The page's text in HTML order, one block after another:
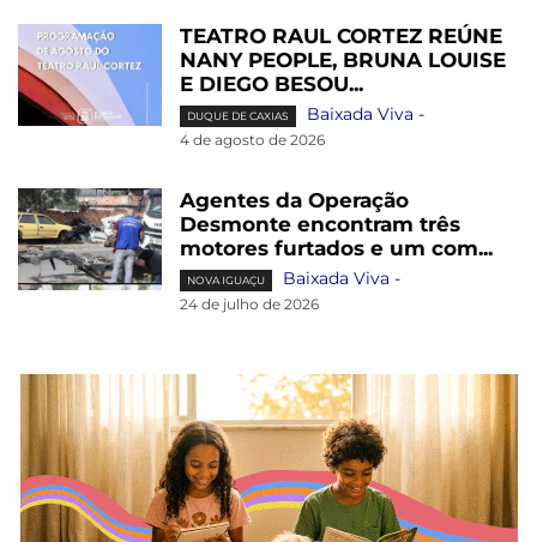
TEATRO RAUL CORTEZ REÚNE
NANY PEOPLE, BRUNA LOUISE
E DIEGO BESOU...
DUQUE DE CAXIAS Baixada Viva -
4 de agosto de 2026
Agentes da Operação
Desmonte encontram três
motores furtados e um com...
NOVA IGUAÇU Baixada Viva -
24 de julho de 2026